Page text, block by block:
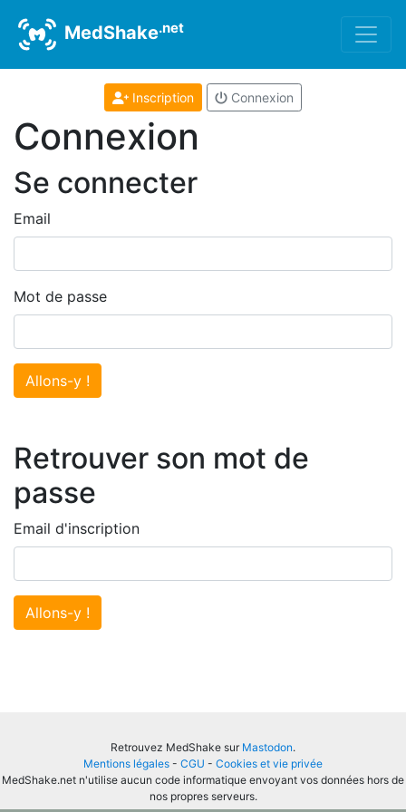
MedShake.net
Inscription Connexion
Connexion
Se connecter
Email
Mot de passe
Allons-y !
Retrouver son mot de
passe
Email d'inscription
Allons-y !
Retrouvez MedShake sur Mastodon.
Mentions légales - CGU - Cookies et vie privée
MedShake.net n'utilise aucun code informatique envoyant vos données hors de
nos propres serveurs.